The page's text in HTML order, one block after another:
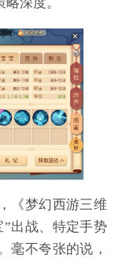
梦幻西游三维
出战、特定手势
毫不夸张的说，